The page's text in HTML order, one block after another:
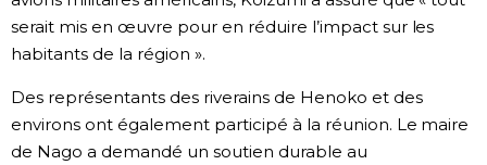
Séries
Personnages
Chroniques
serait mis en œuvre pour en réduire l’impact sur les
habitants de la région ».
Des représentants des riverains de Henoko et des
environs ont également participé à la réunion. Le maire
de Nago a demandé un soutien durable au